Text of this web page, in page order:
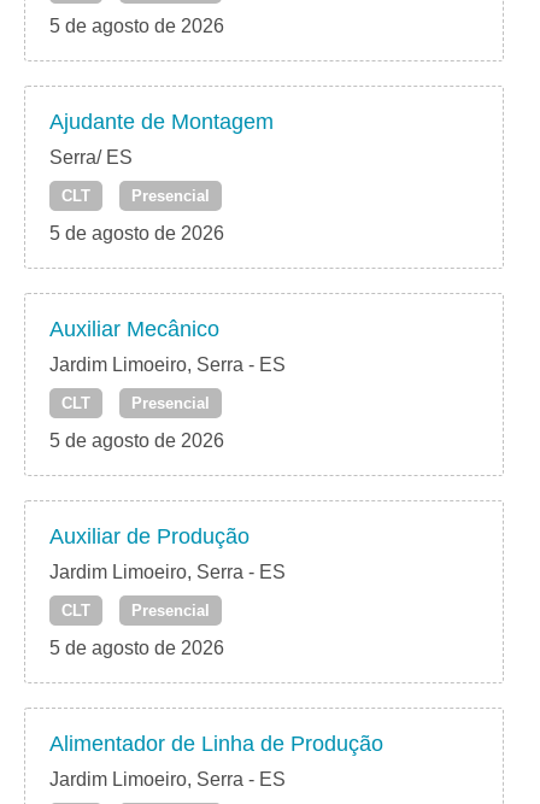
5 de agosto de 2026
Ajudante de Montagem
Serra/ ES
CLT Presencial
5 de agosto de 2026
Auxiliar Mecânico
Jardim Limoeiro, Serra - ES
CLT Presencial
5 de agosto de 2026
Auxiliar de Produção
Jardim Limoeiro, Serra - ES
CLT Presencial
5 de agosto de 2026
Alimentador de Linha de Produção
Jardim Limoeiro, Serra - ES